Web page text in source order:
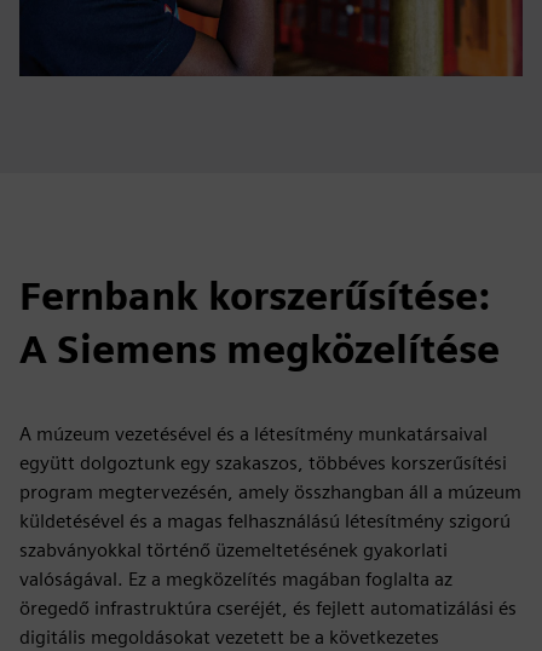
Fernbank korszerűsítése:
A Siemens megközelítése
A múzeum vezetésével és a létesítmény munkatársaival
együtt dolgoztunk egy szakaszos, többéves korszerűsítési
program megtervezésén, amely összhangban áll a múzeum
küldetésével és a magas felhasználású létesítmény szigorú
szabványokkal történő üzemeltetésének gyakorlati
valóságával. Ez a megközelítés magában foglalta az
öregedő infrastruktúra cseréjét, és fejlett automatizálási és
digitális megoldásokat vezetett be a következetes